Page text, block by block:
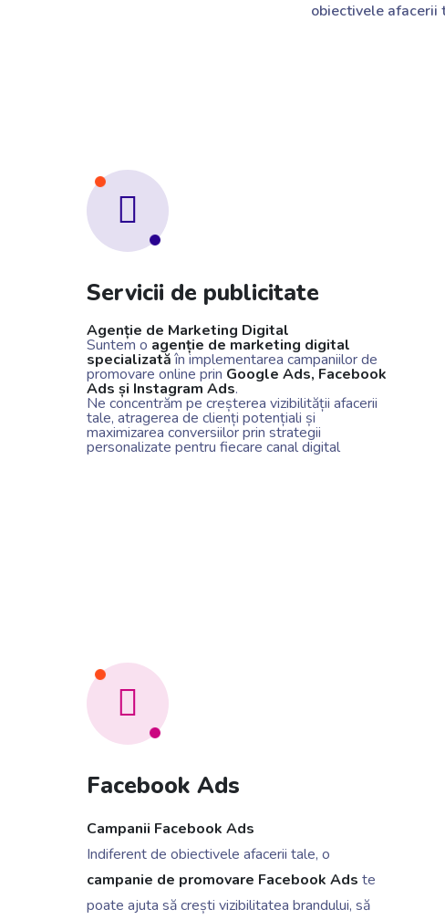
obiectivele afacerii
Servicii de publicitate
Agenție de Marketing Digital
Suntem o agenție de marketing digital
specializatăîn implementarea campaniilor de
promovare online prin Google Ads, Facebook
Ads și Instagram Ads.
Ne concentrăm pe creșterea vizibilității afacerii
tale, atragerea de clienți potențiali și
maximizarea conversiilor prin strategii
personalizate pentru fiecare canal digital
Facebook Ads
Campanii Facebook Ads
Indiferent de obiectivele afacerii tale, o
campanie de promovare Facebook Ads te
poate ajuta să crești vizibilitatea brandului, să